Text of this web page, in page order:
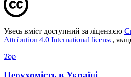
Увесь вміст доступний за ліцензією
Attribution 4.0 International license,
Top